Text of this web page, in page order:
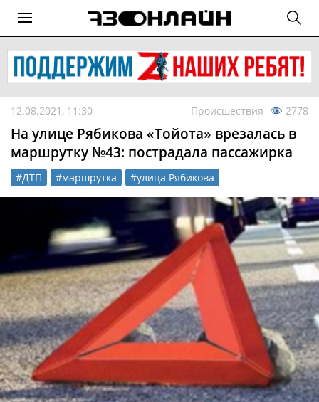
12.08.2021, 11:30 Происшествия 2778
На улице Рябикова «Тойота» врезалась в
маршрутку №43: пострадала пассажирка
#ДТП #маршрутка #улица Рябикова